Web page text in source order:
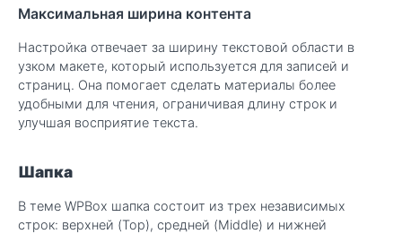
Максимальная ширина контента
Настройка отвечает за ширину текстовой области в
узком макете, который используется для записей и
страниц. Она помогает сделать материалы более
удобными для чтения, ограничивая длину строк и
улучшая восприятие текста.
Шапка
В теме WPBox шапка состоит из трех независимых
строк: верхней (Top), средней (Middle) и нижней